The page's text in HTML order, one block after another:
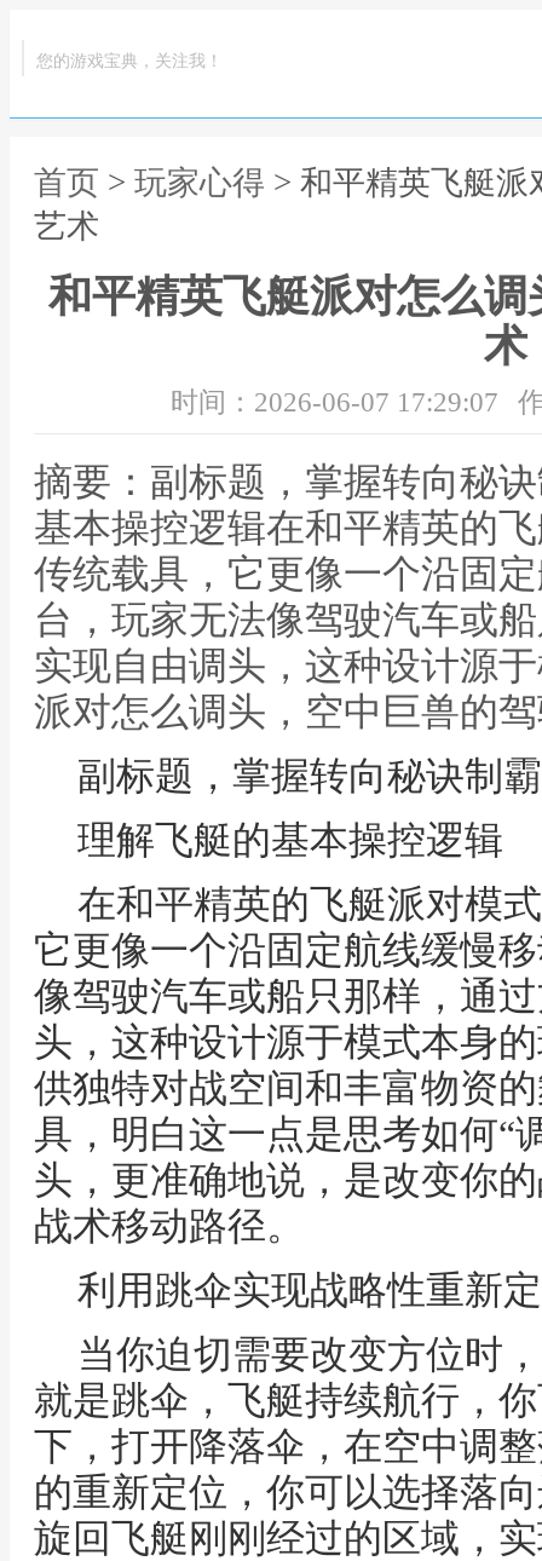
您的游戏宝典，关注我！
首页 > 玩家心得 > 和平精英飞艇
艺术
和平精英飞艇派对怎么
术
时间：2026-06-07 17:29:07
摘要：副标题，掌握转向秘
基本操控逻辑在和平精英的
传统载具，它更像一个沿固
台，玩家无法像驾驶汽车或
实现自由调头，这种设计源
派对怎么调头，空中巨兽的
副标题，掌握转向秘诀制
理解飞艇的基本操控逻辑
在和平精英的飞艇派对模
它更像一个沿固定航线缓慢
像驾驶汽车或船只那样，通
头，这种设计源于模式本身
供独特对战空间和丰富物资
具，明白这一点是思考如何“
头，更准确地说，是改变你
战术移动路径。
利用跳伞实现战略性重新
当你迫切需要改变方位时
就是跳伞，飞艇持续航行，
下，打开降落伞，在空中调
的重新定位，你可以选择落
旋回飞艇刚刚经过的区域，